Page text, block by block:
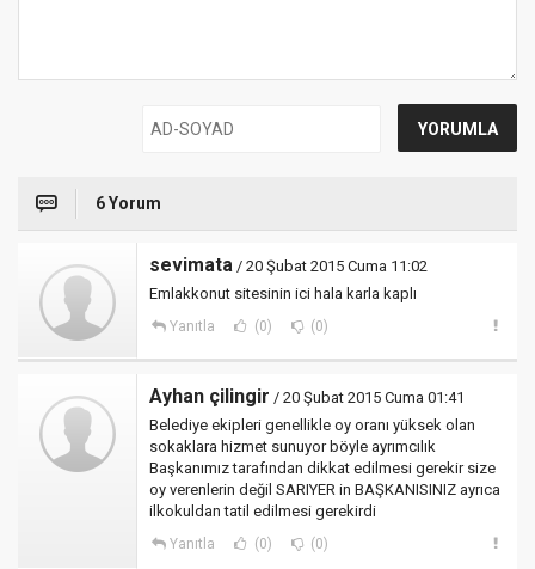
6 Yorum
sevimata / 20 Şubat 2015 Cuma 11:02
Emlakkonut sitesinin ici hala karla kaplı
Yanıtla (0) (0)
Ayhan çilingir / 20 Şubat 2015 Cuma 01:41
Belediye ekipleri genellikle oy oranı yüksek olan
sokaklara hizmet sunuyor böyle ayrımcılık
Başkanımız tarafından dikkat edilmesi gerekir size
oy verenlerin değil SARIYER in BAŞKANISINIZ ayrıca
ilkokuldan tatil edilmesi gerekirdi
Yanıtla (0) (0)